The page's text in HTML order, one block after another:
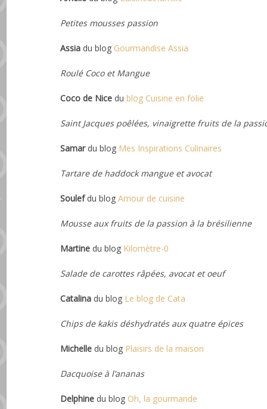
Petites mousses passion
Assia du blog Gourmandise Assia
Roulé Coco et Mangue
Coco de Nice dublog Cuisine en folie
Saint Jacques poêlées, vinaigrette fruits de la
Samardu blog Mes Inspirations Culinaires
Tartare de haddock mangue et avocat
Soulefdu blogAmour de cuisine
Mousse aux fruits de la passion à la brésilienne
Martine du blog Kilomètre-0
Salade de carottes râpées, avocat et oeuf
Catalina du blog Le blog de Cata
Chips de kakis déshydratés aux quatre épices
Michelle du blog Plaisirs de la maison
Dacquoise à l’ananas
Delphine du blog Oh, la gourmande